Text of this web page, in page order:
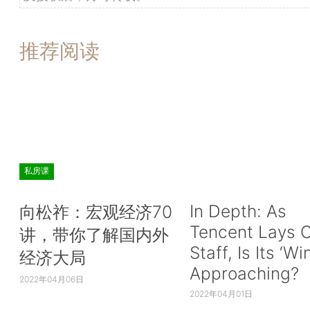
推荐阅读
私房课
向松祚：宏观经济70
讲，带你了解国内外
经济大局
2022年04月06日
In Depth: As
Tencent Lays
Staff, Is Its
Approaching?
2022年04月01日